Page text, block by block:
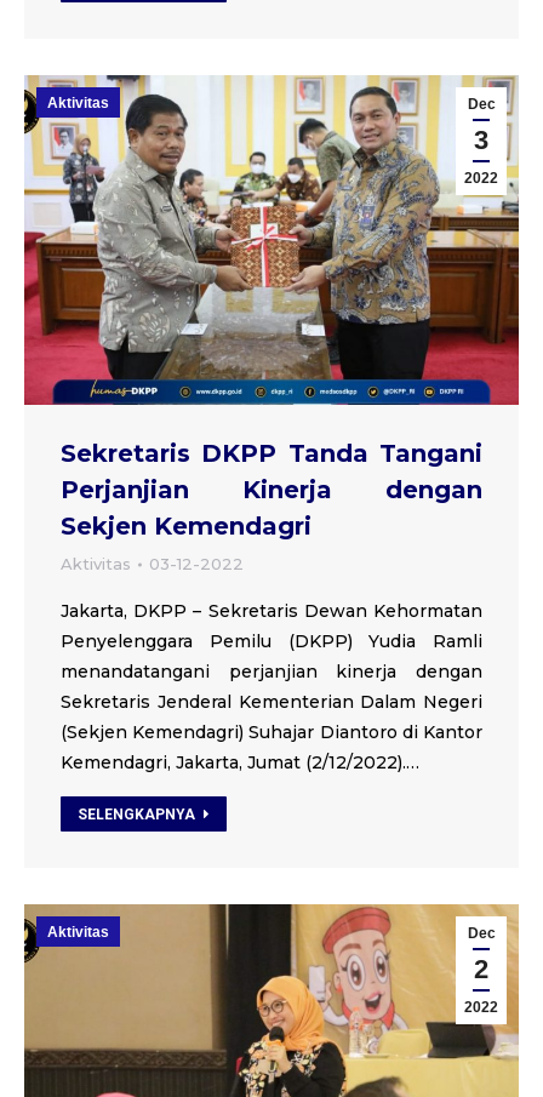
Dec
3
2022
Aktivitas
Sekretaris DKPP Tanda Tangani
Perjanjian Kinerja dengan
Sekjen Kemendagri
Aktivitas 03-12-2022
Jakarta, DKPP – Sekretaris Dewan Kehormatan
Penyelenggara Pemilu (DKPP) Yudia Ramli
menandatangani perjanjian kinerja dengan
Sekretaris Jenderal Kementerian Dalam Negeri
(Sekjen Kemendagri) Suhajar Diantoro di Kantor
Kemendagri, Jakarta, Jumat (2/12/2022).…
SELENGKAPNYA
Dec
2
2022
Aktivitas